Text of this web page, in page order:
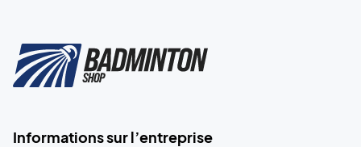
Informations sur l’entreprise